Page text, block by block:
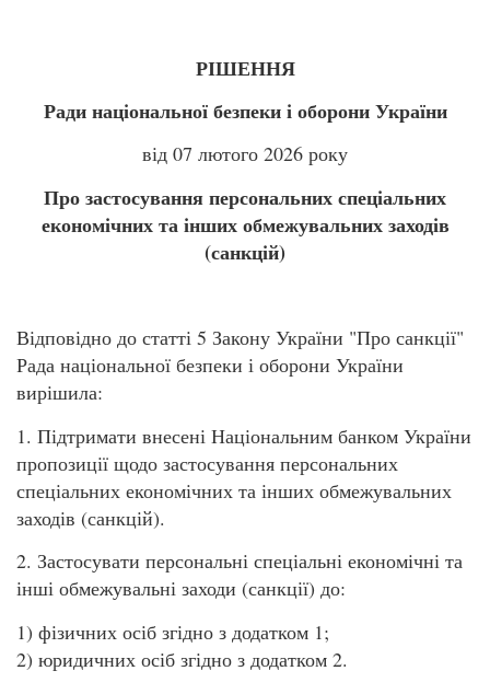
РІШЕННЯ
Ради національної безпеки і оборони України
від 07 лютого 2026 року
Про застосування персональних спеціальних
економічних та інших обмежувальних заходів
(санкцій)
Відповідно до статті 5 Закону України "Про санкції"
Рада національної безпеки і оборони України
вирішила:
1. Підтримати внесені Національним банком України
пропозиції щодо застосування персональних
спеціальних економічних та інших обмежувальних
заходів (санкцій).
2. Застосувати персональні спеціальні економічні та
інші обмежувальні заходи (санкції) до:
1) фізичних осіб згідно з додатком 1;
2) юридичних осіб згідно з додатком 2.